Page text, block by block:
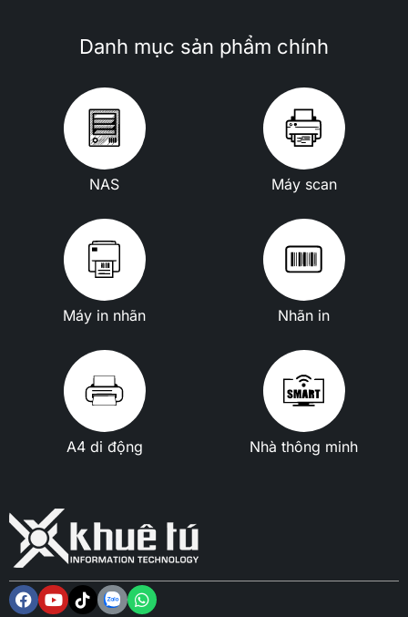
Danh mục sản phẩm chính
NAS Máy scan
Máy in nhãn Nhãn in
A4 di động Nhà thông minh